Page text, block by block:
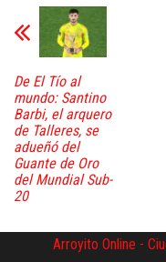
De El Tío al
mundo: Santino
Barbi, el arquero
de Talleres, se
adueñó del
Guante de Oro
del Mundial Sub-
20
Arroyito Online -